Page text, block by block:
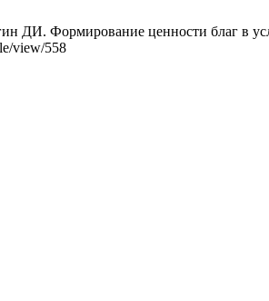
ДИ. Формирование ценности благ в
view/558